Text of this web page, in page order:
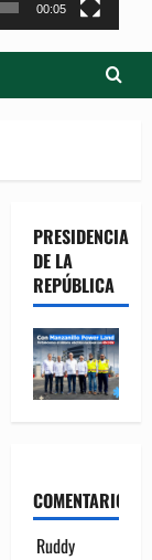
00:05
PRESIDENCIA
DE LA
REPÚBLICA
COMENTARIOS
Ruddy